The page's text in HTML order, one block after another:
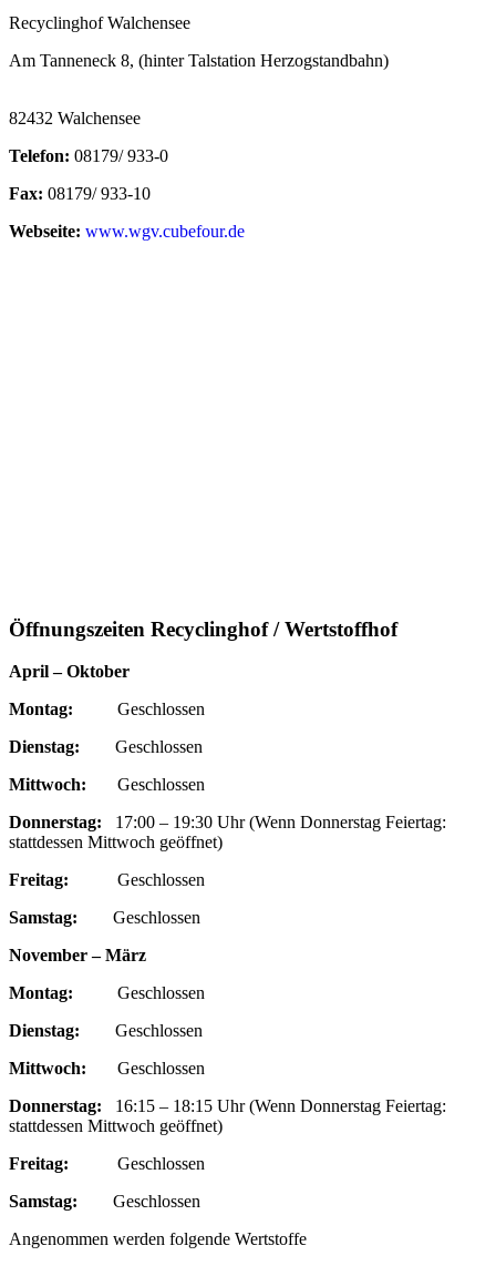
Recyclinghof Walchensee
Am Tanneneck 8, (hinter Talstation Herzogstandbahn)
82432 Walchensee
Telefon: 08179/ 933-0
Fax: 08179/ 933-10
Webseite: www.wgv.cubefour.de
Öffnungszeiten Recyclinghof / Wertstoffhof
April – Oktober
Montag: Geschlossen
Dienstag: Geschlossen
Mittwoch: Geschlossen
Donnerstag: 17:00 – 19:30 Uhr (Wenn Donnerstag Feiertag:
stattdessen Mittwoch geöffnet)
Freitag: Geschlossen
Samstag:
Geschlossen
November – März
Montag: Geschlossen
Dienstag: Geschlossen
Mittwoch: Geschlossen
Donnerstag: 16:15 – 18:15 Uhr (Wenn Donnerstag Feiertag:
stattdessen Mittwoch geöffnet)
Freitag: Geschlossen
Samstag:
Geschlossen
Angenommen werden folgende Wertstoffe